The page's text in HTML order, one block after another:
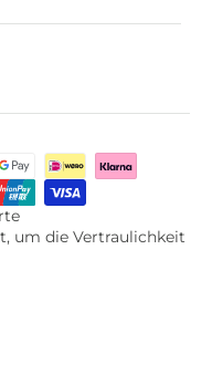
um die Vertraulichkeit